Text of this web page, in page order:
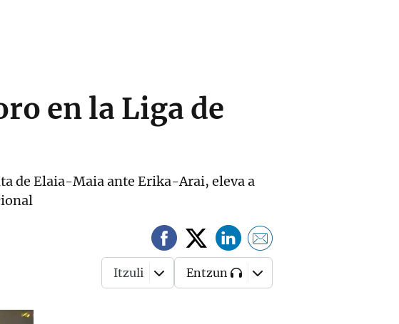
en la Liga de
de Elaia-Maia ante Erika-Arai, eleva a
Itzuli Entzun